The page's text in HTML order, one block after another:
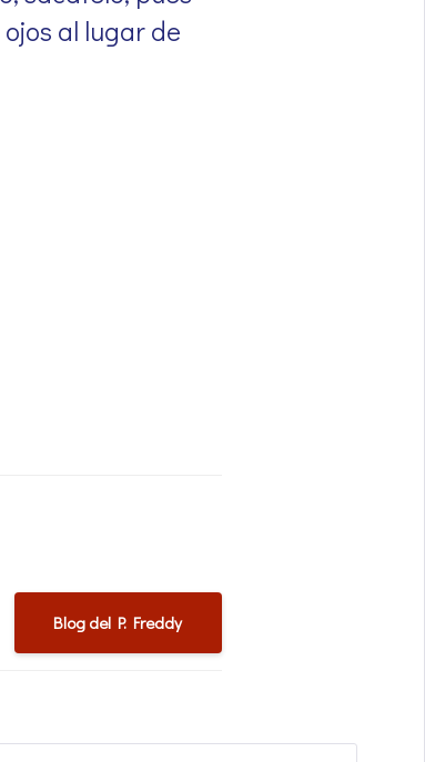
al lugar de
Blog del P. Freddy